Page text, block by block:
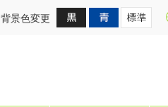
背景色変更